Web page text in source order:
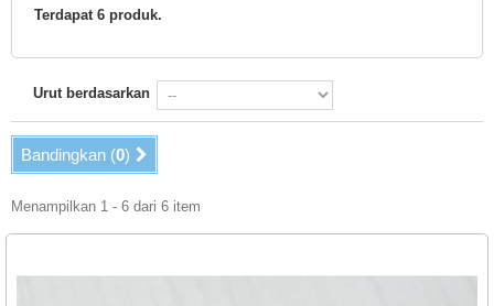
Terdapat 6 produk.
Urut berdasarkan
Bandingkan (0)
Menampilkan 1 - 6 dari 6 item